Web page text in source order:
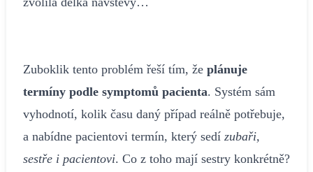
Zuboklik tento problém řeší tím, že plánuje
termíny podle symptomů pacienta. Systém sám
vyhodnotí, kolik času daný případ reálně potřebuje,
a nabídne pacientovi termín, který sedí zubaři,
sestře i pacientovi. Co z toho mají sestry konkrétně?